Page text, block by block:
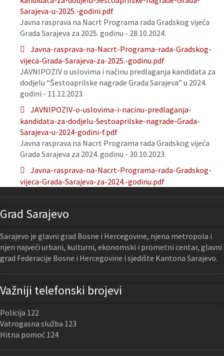
Sarajeva-u-2025.-godini.pdf
Javna rasprava na Nacrt Programa rada Gradskog vijeća
Grada Sarajeva za 2025. godinu - 28.10.2024.
Javna-rasprava-na-Nacrt-Programa-rada-Gradskog-
vijeca-Grada-Sarajeva-za-2025.-godinu.pdf
JAVNIPOZIV o uslovima i načinu predlaganja kandidata za
dodjelu “Šestoaprilske nagrade Grada Sarajeva” u 2024.
godini - 11.12.2023.
JAVNIPOZIV-o-uslovima-i-nacinu-predlaganja-
kandidata-za-dodjelu-Sestoaprilske-nagrade-Grada-
Sarajeva-u-2024-godini-f.pdf
Javna rasprava na Nacrt Programa rada Gradskog vijeća
Grada Sarajeva za 2024. godinu - 30.10.2023.
Javna-rasprava-na-Nacrt-Programa-rada-Gradskog-
vijeca-Grada-Sarajeva-za-2024.-godinu.pdf
Grad Sarajevo
Sarajevo je glavni grad Bosne i Hercegovine, njena metropola i
njen najveći urbani, kulturni, ekonomski i prometni centar, glavni
grad Federacije Bosne i Hercegovine i sjedište Kantona Sarajevo.
Važniji telefonski brojevi
Policija 122
Vatrogasna služba 123
Hitna pomoć 124